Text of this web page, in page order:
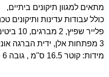
מתאים למגוון תיקונים ביתיים,
כולל עבודות עדינות ותיקונים
פלייר שפיץ, 2 מברגים, 10 ביטים, 5 בוקסות ותפסן, מטר,
3 מפתחות אלן, ידית הברגה אוניברסלית נוחה לאחיזה
מידות: קוטר 16.5 ס"מ , גובה 6 ס"מ